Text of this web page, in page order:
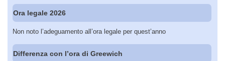
Ora legale 2026
Non noto l’adeguamento all’ora legale per quest’anno
Differenza con l’ora di Greewich